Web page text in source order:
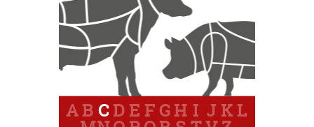
AB C D E FGH I J K L